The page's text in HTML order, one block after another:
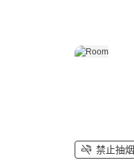
禁止抽烟